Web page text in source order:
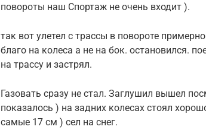
повороты наш Спортаж не очень входит ).
так вот улетел с трассы в повороте
благо на колеса а не на бок. остановился.
на трассу и застрял.
Газовать сразу не стал. Заглушил вышел
показалось ) на задних колесах стоял
самые 17 см ) сел на снег.